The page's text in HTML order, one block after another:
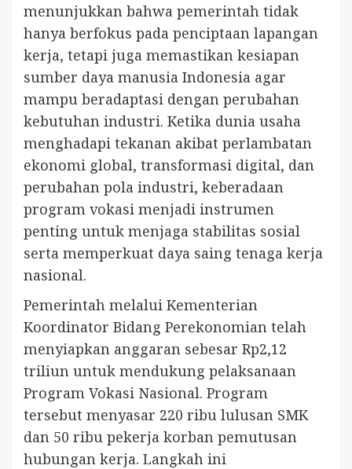
menunjukkan bahwa pemerintah tidak
hanya berfokus pada penciptaan lapangan
kerja, tetapi juga memastikan kesiapan
sumber daya manusia Indonesia agar
mampu beradaptasi dengan perubahan
kebutuhan industri. Ketika dunia usaha
menghadapi tekanan akibat perlambatan
ekonomi global, transformasi digital, dan
perubahan pola industri, keberadaan
program vokasi menjadi instrumen
penting untuk menjaga stabilitas sosial
serta memperkuat daya saing tenaga kerja
nasional.
Pemerintah melalui Kementerian
Koordinator Bidang Perekonomian telah
menyiapkan anggaran sebesar Rp2,12
triliun untuk mendukung pelaksanaan
Program Vokasi Nasional. Program
tersebut menyasar 220 ribu lulusan SMK
dan 50 ribu pekerja korban pemutusan
hubungan kerja. Langkah ini